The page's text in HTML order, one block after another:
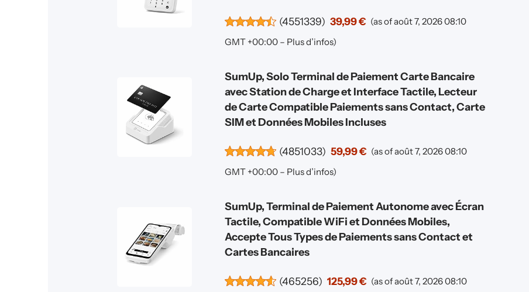
(4551339) 39,99 € (as of août 7, 2026 08:10
GMT +00:00 – Plus d’infos)
SumUp, Solo Terminal de Paiement Carte Bancaire
avec Station de Charge et Interface Tactile, Lecteur
de Carte Compatible Paiements sans Contact, Carte
SIM et Données Mobiles Incluses
(4851033) 59,99 € (as of août 7, 2026 08:10
GMT +00:00 – Plus d’infos)
SumUp, Terminal de Paiement Autonome avec Écran
Tactile, Compatible WiFi et Données Mobiles,
Accepte Tous Types de Paiements sans Contact et
Cartes Bancaires
(465256) 125,99 € (as of août 7, 2026 08:10